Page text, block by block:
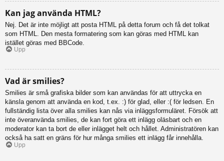
Kan jag använda HTML?
Nej. Det är inte möjligt att posta HTML på detta forum och få det tolkat
som HTML. Den mesta formatering som kan göras med HTML kan
istället göras med BBCode.
Upp
Vad är smilies?
Smilies är små grafiska bilder som kan användas för att uttrycka en
känsla genom att använda en kod, t.ex. :) för glad, eller :( för ledsen. En
fullständig lista över alla smilies kan nås via inläggsformuläret. Försök att
inte överanvända smilies, de kan fort göra ett inlägg oläsbart och en
moderator kan ta bort de eller inlägget helt och hållet. Administratören kan
också ha satt en gräns för hur många smilies ett inlägg får innehålla.
Upp